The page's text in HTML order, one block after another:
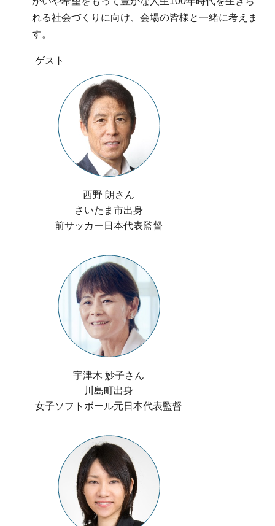
れる社会づくりに向け、会場の皆様と一緒に考えま
す。
ゲスト
西野 朗さん
さいたま市出身
前サッカー日本代表監督
宇津木 妙子さん
川島町出身
女子ソフトボール元日本代表監督